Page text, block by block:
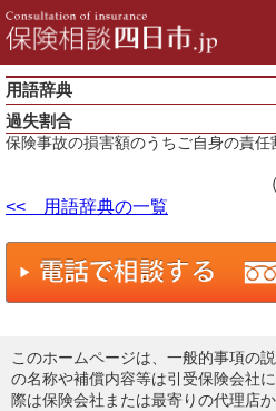
用語辞典
過失割合
保険事故の損害額のうちご自身の責任
<< 用語辞典の一覧
このホームページは、一般的事項の
の名称や補償内容等は引受保険会社
際は保険会社または最寄りの代理店